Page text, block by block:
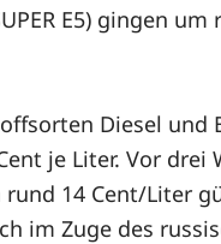
E5) gingen
Diesel und
je Liter. Vor
14 Cent/Liter
im Zuge des